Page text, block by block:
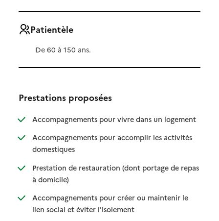
Patientèle
De 60 à 150 ans.
Prestations proposées
Accompagnements pour vivre dans un logement
:
: non
Accompagnements pour accomplir les activités
domestiques: disponible
: non disponible
Prestation de restauration (dont portage de repas
à domicile): disponible
: non disponible
Accompagnements pour créer ou maintenir le
lien social et éviter l'isolement: disponible
: non disponible